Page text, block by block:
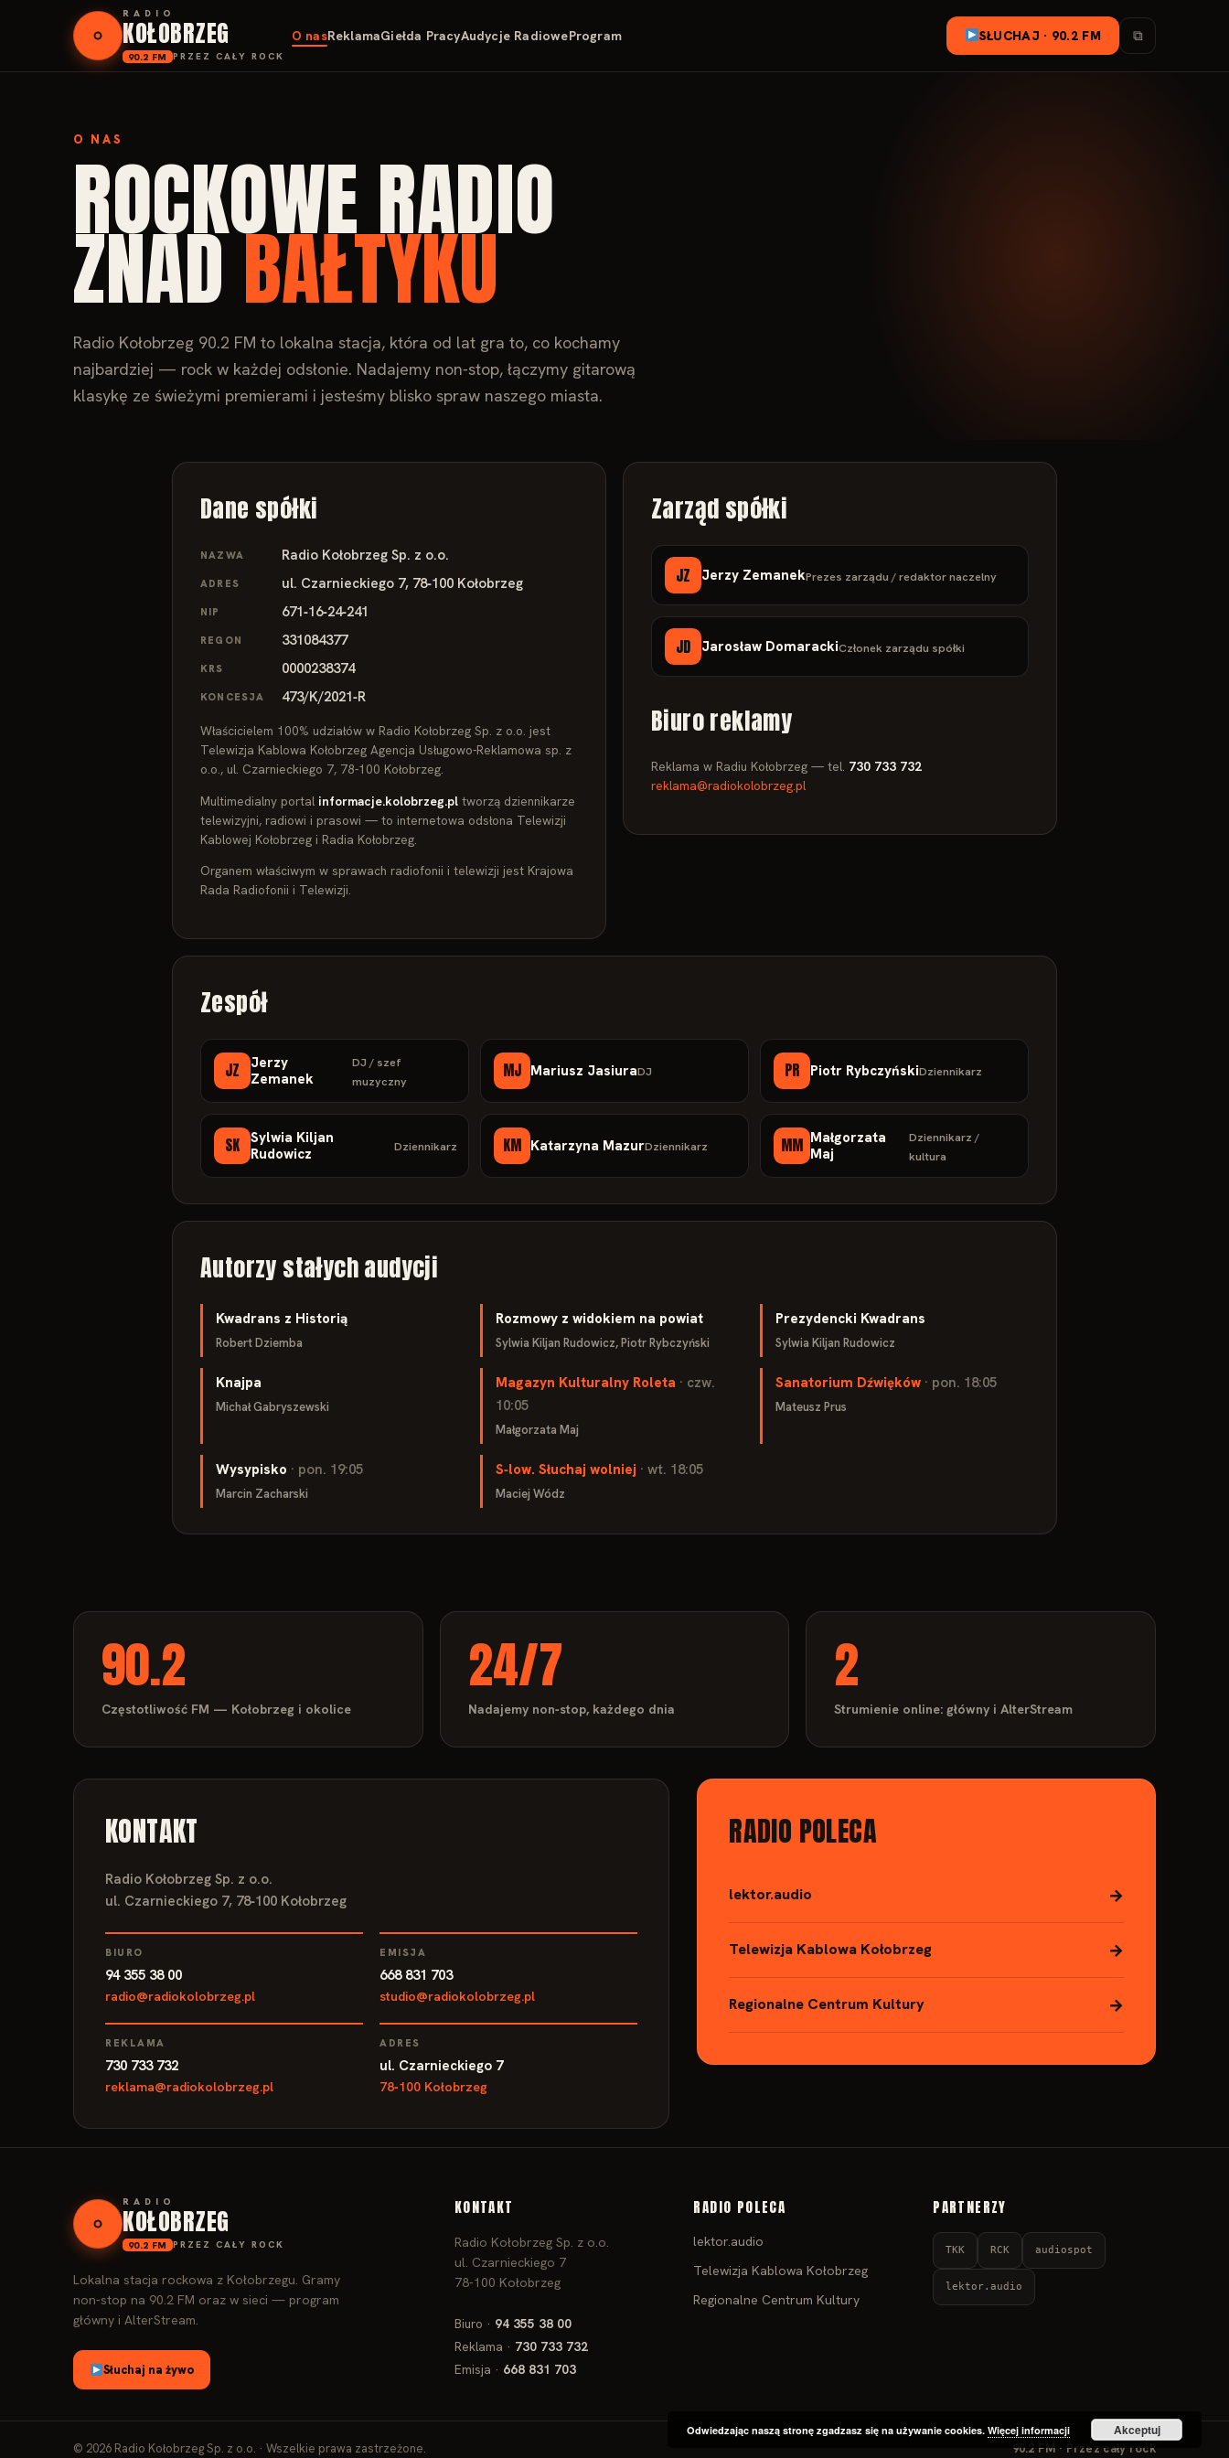
RADIO
KOŁOBRZEG
90.2 FM PRZEZ CAŁY ROCK
O nasReklamaGiełda PracyAudycje RadioweProgram SŁUCHAJ · 90.2 FM ⧉
O NAS
ROCKOWE RADIO
ZNADBAŁTYKU
Radio Kołobrzeg 90.2 FM to lokalna stacja, która od lat gra to, co kochamy
najbardziej — rock w każdej odsłonie. Nadajemy non‑stop, łączymy gitarową
klasykę ze świeżymi premierami i jesteśmy blisko spraw naszego miasta.
Dane spółki
NAZWA Radio Kołobrzeg Sp. z o.o.
ADRES ul. Czarnieckiego 7, 78‑100 Kołobrzeg
NIP 671‑16‑24‑241
REGON 331084377
KRS 0000238374
KONCESJA 473/K/2021‑R
Właścicielem 100% udziałów w Radio Kołobrzeg Sp. z o.o. jest
Telewizja Kablowa Kołobrzeg Agencja Usługowo‑Reklamowa sp. z
o.o., ul. Czarnieckiego 7, 78‑100 Kołobrzeg.
Multimedialny portal informacje.kolobrzeg.pl tworzą dziennikarze
telewizyjni, radiowi i prasowi — to internetowa odsłona Telewizji
Kablowej Kołobrzeg i Radia Kołobrzeg.
Organem właściwym w sprawach radiofonii i telewizji jest Krajowa
Rada Radiofonii i Telewizji.
Zarząd spółki
JZ Jerzy ZemanekPrezes zarządu / redaktor naczelny
JD Jarosław DomarackiCzłonek zarządu spółki
Biuro reklamy
Reklama w Radiu Kołobrzeg — tel. 730 733 732
reklama@radiokolobrzeg.pl
Zespół
JZ
Jerzy
Zemanek
DJ / szef
muzyczny
MJ Mariusz JasiuraDJ PR Piotr RybczyńskiDziennikarz
SK Sylwia Kiljan
Rudowicz
Dziennikarz KM Katarzyna MazurDziennikarz MM Małgorzata
Maj
Dziennikarz /
kultura
Autorzy stałych audycji
Kwadrans z Historią
Robert Dziemba
Rozmowy z widokiem na powiat
Sylwia Kiljan Rudowicz, Piotr Rybczyński
Prezydencki Kwadrans
Sylwia Kiljan Rudowicz
Knajpa
Michał Gabryszewski
Magazyn Kulturalny Roleta · czw.
10:05
Małgorzata Maj
Sanatorium Dźwięków · pon. 18:05
Mateusz Prus
Wysypisko · pon. 19:05
Marcin Zacharski
S‑low. Słuchaj wolniej · wt. 18:05
Maciej Wódz
90.2
Częstotliwość FM — Kołobrzeg i okolice
24/7
Nadajemy non‑stop, każdego dnia
2
Strumienie online: główny i AlterStream
KONTAKT
Radio Kołobrzeg Sp. z o.o.
ul. Czarnieckiego 7, 78‑100 Kołobrzeg
BIURO
94 355 38 00
radio@radiokolobrzeg.pl
EMISJA
668 831 703
studio@radiokolobrzeg.pl
REKLAMA
730 733 732
reklama@radiokolobrzeg.pl
ADRES
ul. Czarnieckiego 7
78‑100 Kołobrzeg
RADIO POLECA
lektor.audio →
Telewizja Kablowa Kołobrzeg →
Regionalne Centrum Kultury →
RADIO
KOŁOBRZEG
90.2 FM PRZEZ CAŁY ROCK
Lokalna stacja rockowa z Kołobrzegu. Gramy
non‑stop na 90.2 FM oraz w sieci — program
główny i AlterStream.
Słuchaj na żywo
KONTAKT
Radio Kołobrzeg Sp. z o.o.
ul. Czarnieckiego 7
78‑100 Kołobrzeg
Biuro · 94 355 38 00
Reklama · 730 733 732
Emisja · 668 831 703
RADIO POLECA
lektor.audio
Telewizja Kablowa Kołobrzeg
Regionalne Centrum Kultury
PARTNERZY
TKK RCK audiospot
lektor.audio
© 2026 Radio Kołobrzeg Sp. z o.o. · Wszelkie prawa zastrzeżone. 90.2 FM · Przez cały rock
Odwiedzając naszą stronę zgadzasz się na używanie cookies. Więcej informacji Akceptuj